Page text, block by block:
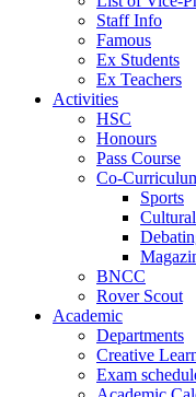
Staff Info
Famous
Ex Students
Ex Teachers
Activities
HSC
Honours
Pass Course
Co-
Sports
BNCC
Rover Scout
Academic
Departments
Creative
Exam